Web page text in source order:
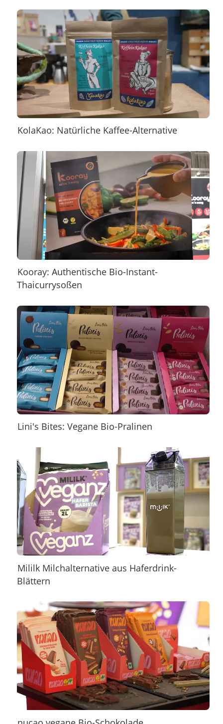
KolaKao: Natürliche Kaffee-Alternative
Kooray: Authentische Bio-Instant-
Thaicurrysoßen
Lini's Bites: Vegane Bio-Pralinen
Mililk Milchalternative aus Haferdrink-
Blättern